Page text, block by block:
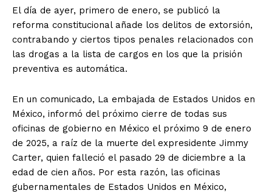
El día de ayer, primero de enero, se publicó la
reforma constitucional añade los delitos de extorsión,
contrabando y ciertos tipos penales relacionados con
las drogas a la lista de cargos en los que la prisión
preventiva es automática.
En un comunicado, La embajada de Estados Unidos en
México, informó del próximo cierre de todas sus
oficinas de gobierno en México el próximo 9 de enero
de 2025, a raíz de la muerte del expresidente Jimmy
Carter, quien falleció el pasado 29 de diciembre a la
edad de cien años. Por esta razón, las oficinas
gubernamentales de Estados Unidos en México,